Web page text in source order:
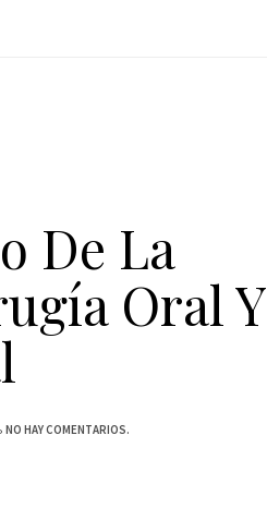
De La
Oral Y
NO HAY COMENTARIOS.